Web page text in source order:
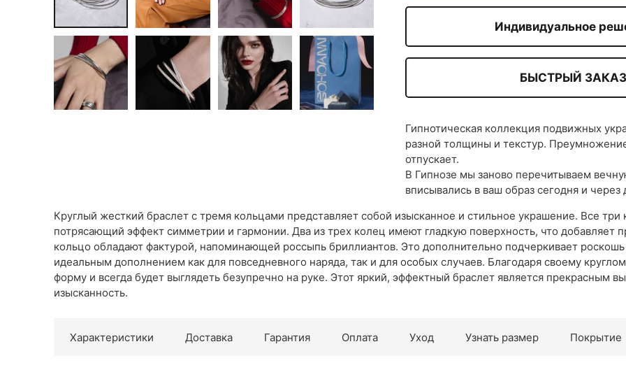
Индивидуальное
БЫСТРЫЙ ЗАКАЗ
Гипнотическая коллекция подвижных
разной толщины и текстур.
отпускает.
В Гипнозе мы заново перечитываем
вписывались в ваш образ сегодня и через
Круглый жесткий браслет с тремя кольцами представляет собой изысканное и стильное украшение. Все
потрясающий эффект симметрии и гармонии. Два из трех колец имеют гладкую поверхность, что добавляет
кольцо обладают фактурой, напоминающей россыпь бриллиантов. Это дополнительно подчеркивает
идеальным дополнением как для повседневного наряда, так и для особых случаев. Благодаря своему
форму и всегда будет выглядеть безупречно на руке. Этот яркий, эффектный браслет является прекрасным
изысканность.
Характеристики Доставка Гарантия Оплата Уход Узнать размер Покрытие